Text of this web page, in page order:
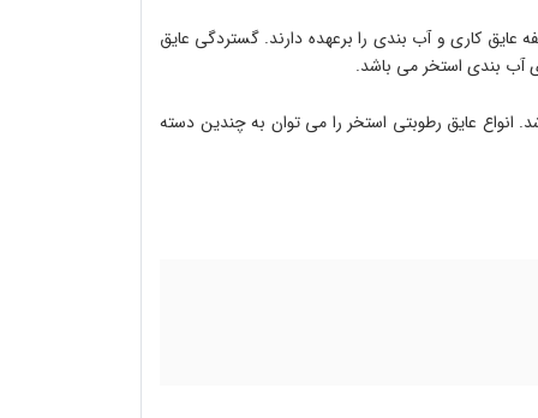
کاری و آب بندی را برعهده دارند. گستردگی عایق
آب بندی استخر می باشد.
. انواع عایق رطوبتی استخر را می توان به چندین دسته